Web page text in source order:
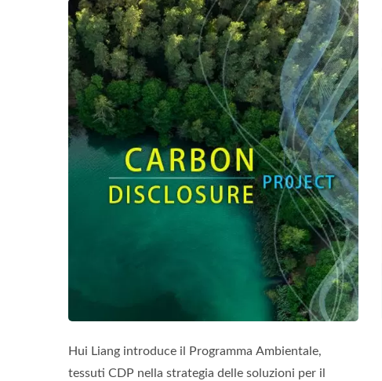
Hui Liang introduce il Programma Ambientale,
tessuti CDP nella strategia delle soluzioni per il